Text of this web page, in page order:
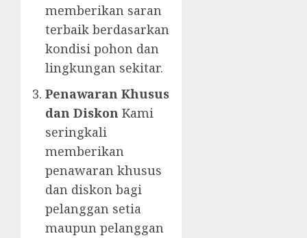
memberikan saran
terbaik berdasarkan
kondisi pohon dan
lingkungan sekitar.
Penawaran Khusus
dan Diskon Kami
seringkali
memberikan
penawaran khusus
dan diskon bagi
pelanggan setia
maupun pelanggan